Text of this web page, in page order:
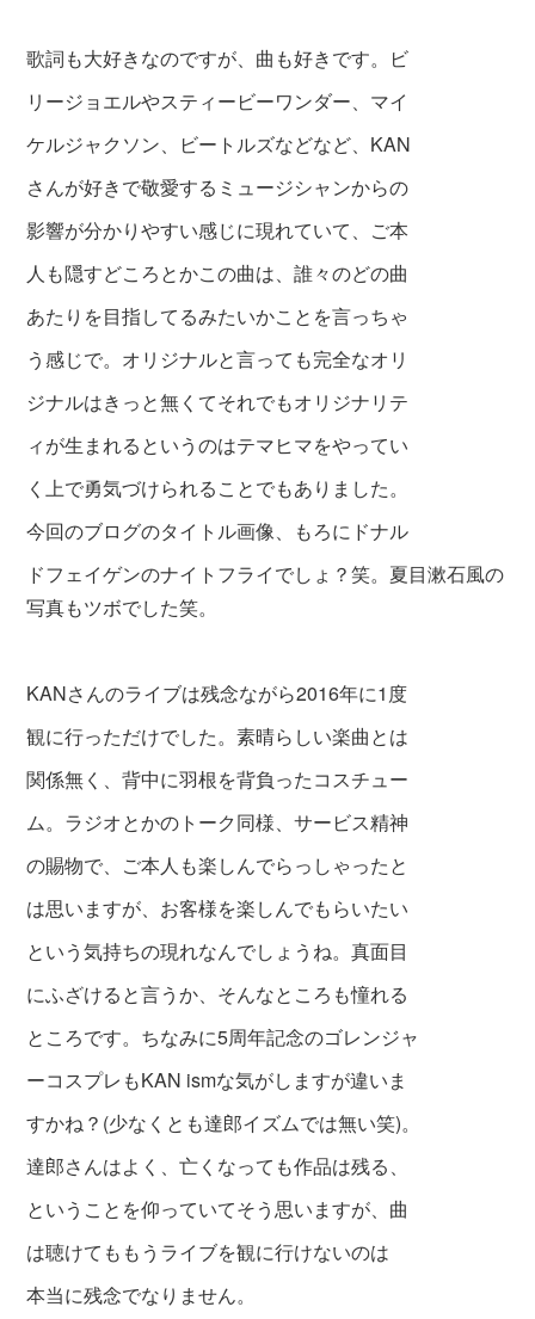
歌詞も大好きなのですが、曲も好きです。ビ
リージョエルやスティービーワンダー、マイ
ケルジャクソン、ビートルズなどなど、KAN
さんが好きで敬愛するミュージシャンからの
影響が分かりやすい感じに現れていて、ご本
人も隠すどころとかこの曲は、誰々のどの曲
あたりを目指してるみたいかことを言っちゃ
う感じで。オリジナルと言っても完全なオリ
ジナルはきっと無くてそれでもオリジナリテ
ィが生まれるというのはテマヒマをやってい
く上で勇気づけられることでもありました。
今回のブログのタイトル画像、もろにドナル
ドフェイゲンのナイトフライでしょ？笑。夏目漱石風の
写真もツボでした笑。
KANさんのライブは残念ながら2016年に1度
観に行っただけでした。素晴らしい楽曲とは
関係無く、背中に羽根を背負ったコスチュー
ム。ラジオとかのトーク同様、サービス精神
の賜物で、ご本人も楽しんでらっしゃったと
は思いますが、お客様を楽しんでもらいたい
という気持ちの現れなんでしょうね。真面目
にふざけると言うか、そんなところも憧れる
ところです。ちなみに5周年記念のゴレンジャ
ーコスプレもKAN ismな気がしますが違いま
すかね？(少なくとも達郎イズムでは無い笑)。
達郎さんはよく、亡くなっても作品は残る、
ということを仰っていてそう思いますが、曲
は聴けてももうライブを観に行けないのは
本当に残念でなりません。